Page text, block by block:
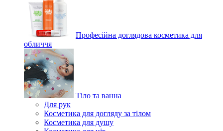
Професійна доглядова косметика для
обличчя
Тіло та ванна
Для рук
Косметика для догляду за тілом
Косметика для душу